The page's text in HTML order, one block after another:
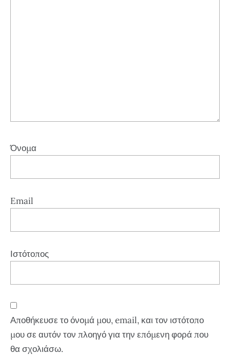
Όνομα
Email
Ιστότοπος
Αποθήκευσε το όνομά μου, email, και τον ιστότοπο
μου σε αυτόν τον πλοηγό για την επόμενη φορά που
θα σχολιάσω.